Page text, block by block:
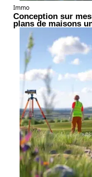
Immo
Conception sur
plans de maisons